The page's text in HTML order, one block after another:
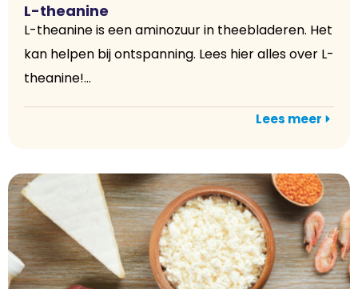
L-theanine
L-theanine is een aminozuur in theebladeren. Het
kan helpen bij ontspanning. Lees hier alles over L-
theanine!...
Lees meer